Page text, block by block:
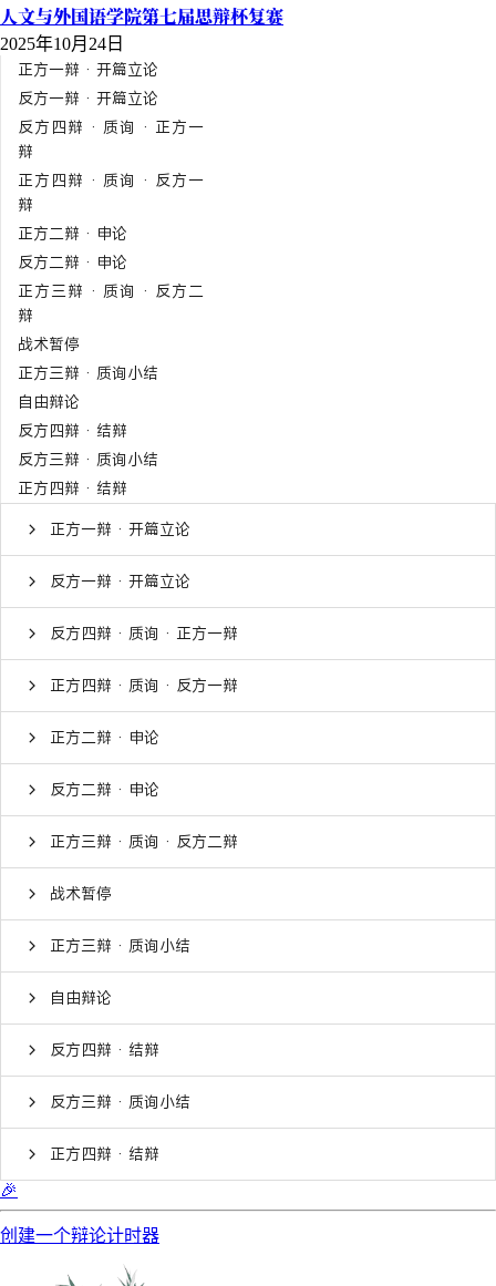
人文与外国语学院第七届思辩杯复赛
2025年10月24日
正方一辩 · 开篇立论
反方一辩 · 开篇立论
反方四辩 · 质询 · 正方一
辩
正方四辩 · 质询 · 反方一
辩
正方二辩 · 申论
反方二辩 · 申论
正方三辩 · 质询 · 反方二
辩
战术暂停
正方三辩 · 质询小结
自由辩论
反方四辩 · 结辩
反方三辩 · 质询小结
正方四辩 · 结辩
正方一辩 · 开篇立论
反方一辩 · 开篇立论
反方四辩 · 质询 · 正方一辩
正方四辩 · 质询 · 反方一辩
正方二辩 · 申论
反方二辩 · 申论
正方三辩 · 质询 · 反方二辩
战术暂停
正方三辩 · 质询小结
自由辩论
反方四辩 · 结辩
反方三辩 · 质询小结
正方四辩 · 结辩
🎉
创建一个辩论计时器